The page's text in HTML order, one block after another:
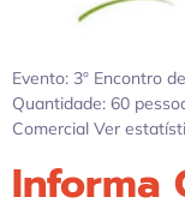
Evento: 3º Encontro
Quantidade: 60
Comercial Ver
Informa